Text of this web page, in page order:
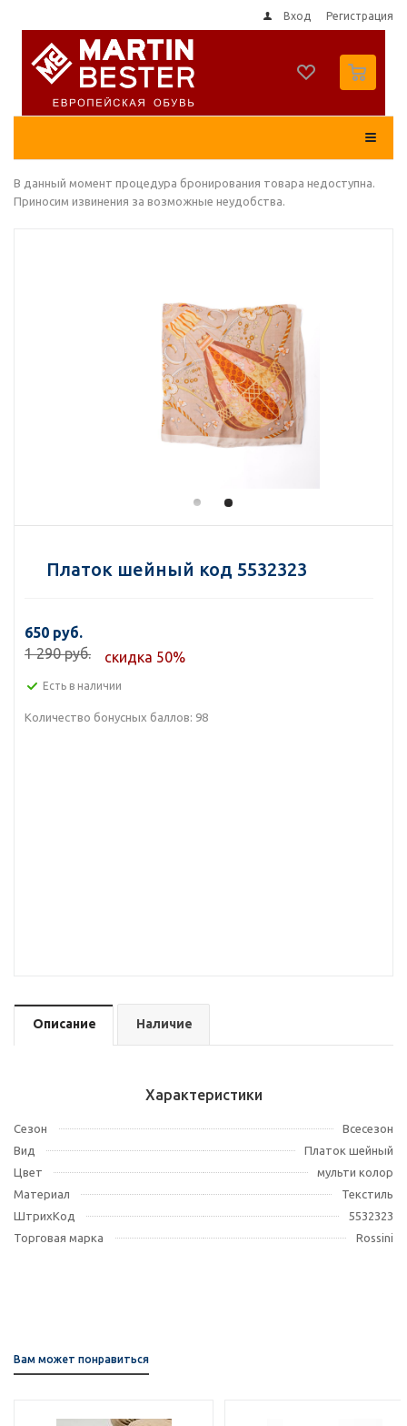
Вход Регистрация
В данный момент процедура бронирования товара недоступна.
Приносим извинения за возможные неудобства.
Платок шейный код 5532323
650 руб.
1 290 руб.
скидка 50%
Есть в наличии
Количество бонусных баллов: 98
Описание Наличие
Характеристики
Сезон
Всесезон
Вид
Платок шейный
Цвет
мульти колор
Материал
Текстиль
ШтрихКод
5532323
Торговая марка
Rossini
Вам может понравиться